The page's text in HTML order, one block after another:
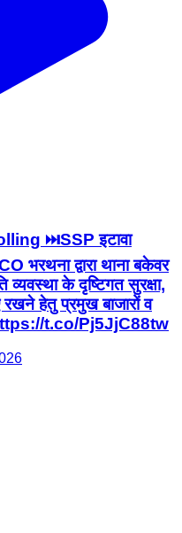
⏭️SSP इटावा
भरथना द्वारा थाना बकेवर
व्यवस्था के दृष्टिगत सुरक्षा,
रखने हेतु प्रमुख बाजारों व
https://t.co/Pj5JjC88tw